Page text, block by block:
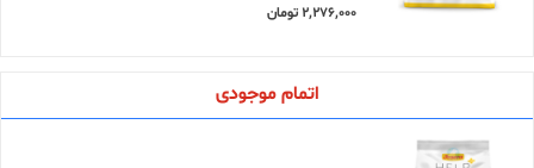
2,276,000 تومان
اتمام موجودی